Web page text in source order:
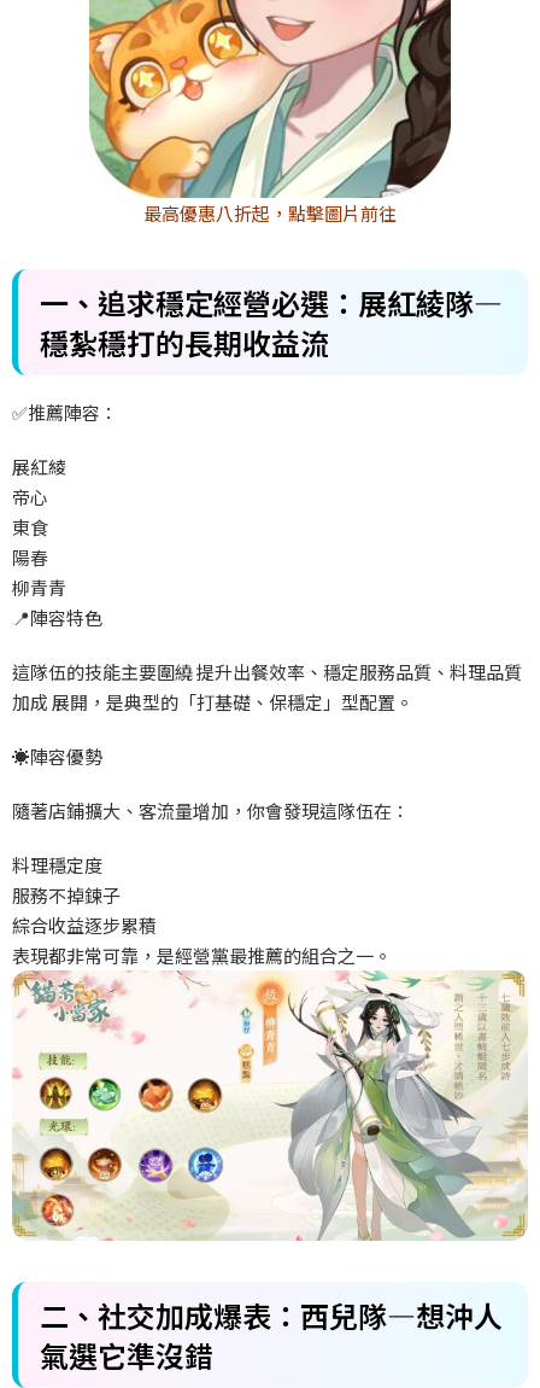
最高優惠八折起，點擊圖片前往
一、追求穩定經營必選：展紅綾隊—
穩紮穩打的長期收益流
✅推薦陣容：
展紅綾
帝心
東食
陽春
柳青青
📍陣容特色
這隊伍的技能主要圍繞提升出餐效率、穩定服務品質、料理品質
加成 展開，是典型的「打基礎、保穩定」型配置。
☀️陣容優勢
隨著店鋪擴大、客流量增加，你會發現這隊伍在：
料理穩定度
服務不掉鍊子
綜合收益逐步累積
表現都非常可靠，是經營黨最推薦的組合之一。
二、社交加成爆表：西兒隊—想沖人
氣選它準沒錯